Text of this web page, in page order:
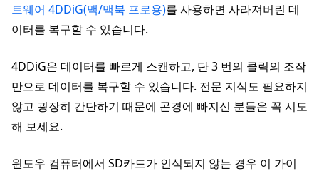
트웨어 4DDiG(맥/맥북 프로용)를 사용하면 사라져버린 데
이터를 복구할 수 있습니다.
4DDiG은 데이터를 빠르게 스캔하고, 단 3 번의 클릭의 조작
만으로 데이터를 복구할 수 있습니다. 전문 지식도 필요하지
않고 굉장히 간단하기 때문에 곤경에 빠지신 분들은 꼭 시도
해 보세요.
윈도우 컴퓨터에서 SD카드가 인식되지 않는 경우 이 가이